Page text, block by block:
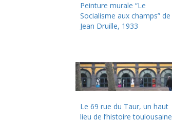
Peinture murale “Le
Socialisme aux champs” de
Jean Druille, 1933
Le 69 rue du Taur, un haut
lieu de l’histoire toulousaine